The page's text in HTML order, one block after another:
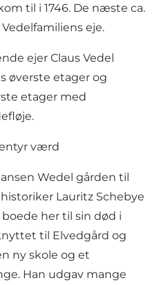
til i 1746. De næste ca.
eje.
ejer Claus Vedel
øverste etager og
etager med
værd
Wedel gården til
Lauritz Schebye
her til sin død i
til Elvedgård og
ny skole og et
Han udgav mange